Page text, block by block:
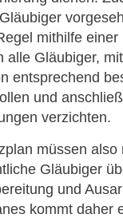
mithilfe einer
alle Gläubiger,
entsprechend
und
verzichten.
müssen also
Gläubiger
und
kommt daher